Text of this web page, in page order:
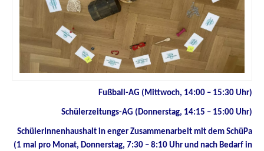
Fußball-AG (Mittwoch, 14:00 – 15:30 Uhr)
Schülerzeitungs-AG (Donnerstag, 14:15 – 15:00 Uhr)
SchülerInnenhaushalt in enger Zusammenarbeit mit dem SchüPa
(1 mal pro Monat, Donnerstag, 7:30 – 8:10 Uhr und nach Bedarf in